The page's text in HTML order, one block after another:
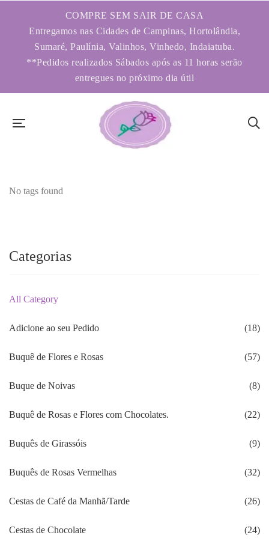
COMPRE SEM SAIR DE CASA
Entregamos nas Cidades de Campinas, Hortolândia,
Sumaré, Paulínia, Valinhos, Vinhedo, Indaiatuba.
**Pedidos realizados Sábados após as 11 horas serão
entregues no próximo dia útil
No tags found
Categorias
All Category
Adicione ao seu Pedido (18)
Buquê de Flores e Rosas (57)
Buque de Noivas (8)
Buquê de Rosas e Flores com Chocolates. (22)
Buquês de Girassóis (9)
Buquês de Rosas Vermelhas (32)
Cestas de Café da Manhã/Tarde (26)
Cestas de Chocolate (24)